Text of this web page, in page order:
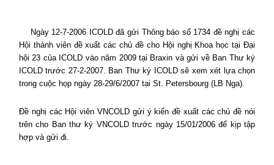
Ngày 12-7-2006 ICOLD đã gửi Thông báo số 1734 đề nghị các
Hội thành viên đề xuất các chủ đề cho Hội nghị Khoa học tại Đại
hội 23 của ICOLD vào năm 2009 tại Braxin và gửi về Ban Thư ký
ICOLD trước 27-2-2007. Ban Thư ký ICOLD sẽ xem xét lựa chọn
trong cuộc họp ngày 28-29/6/2007 tại St. Petersbourg (LB Nga).
Đề nghị các Hội viên VNCOLD gửi ý kiến đề xuất các chủ đề nói
trên cho Ban thư ký VNCOLD trước ngày 15/01/2006 để kịp tập
hợp và gửi đi.